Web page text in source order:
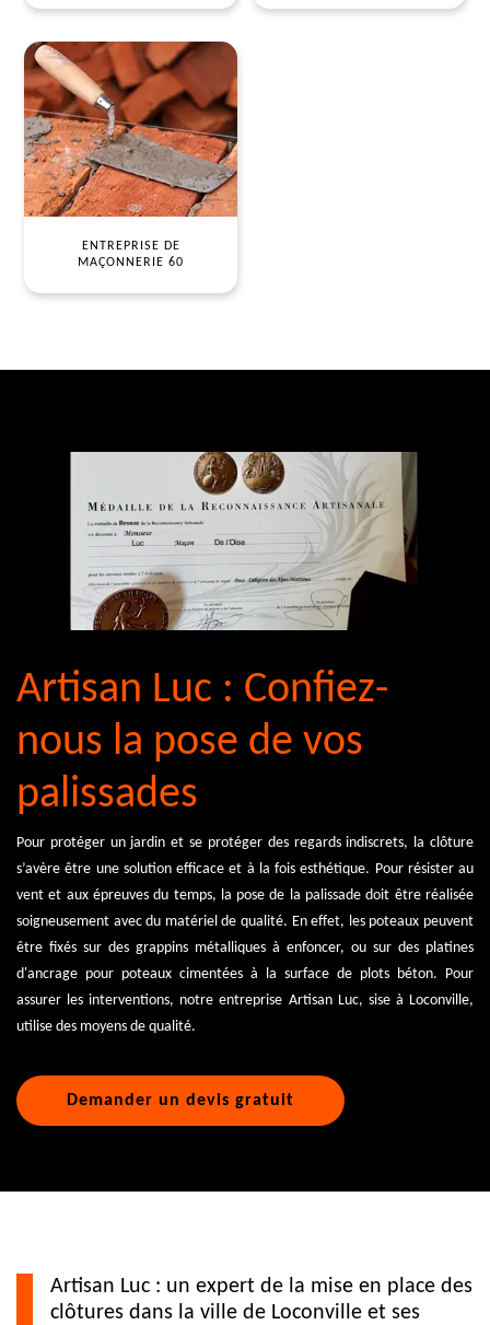
ENTREPRISE DE
MAÇONNERIE 60
Artisan Luc : Confiez-
nous la pose de vos
palissades
Pour protéger un jardin et se protéger des regards indiscrets, la clôture
s’avère être une solution efficace et à la fois esthétique. Pour résister au
vent et aux épreuves du temps, la pose de la palissade doit être réalisée
soigneusement avec du matériel de qualité. En effet, les poteaux peuvent
être fixés sur des grappins métalliques à enfoncer, ou sur des platines
d'ancrage pour poteaux cimentées à la surface de plots béton. Pour
assurer les interventions, notre entreprise Artisan Luc, sise à Loconville,
utilise des moyens de qualité.
Demander un devis gratuit
Artisan Luc : un expert de la mise en place des
clôtures dans la ville de Loconville et ses